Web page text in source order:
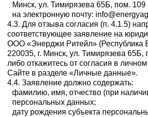
Минск, ул. Тимирязева 65Б, пом. 109
на электронную почту:
4.3. Для отзыва согласия (п. 4.1.5)
соответствующее заявление на
ООО «Энерджи Ритейл» (Республика
220035, г. Минск, ул. Тимирязева
либо откажитесь от согласия в
Сайте в разделе «Личные данные».
4.4. Заявление должно содержать:
фамилию, имя, отчество (при
персональных данных;
дату рождения субъекта